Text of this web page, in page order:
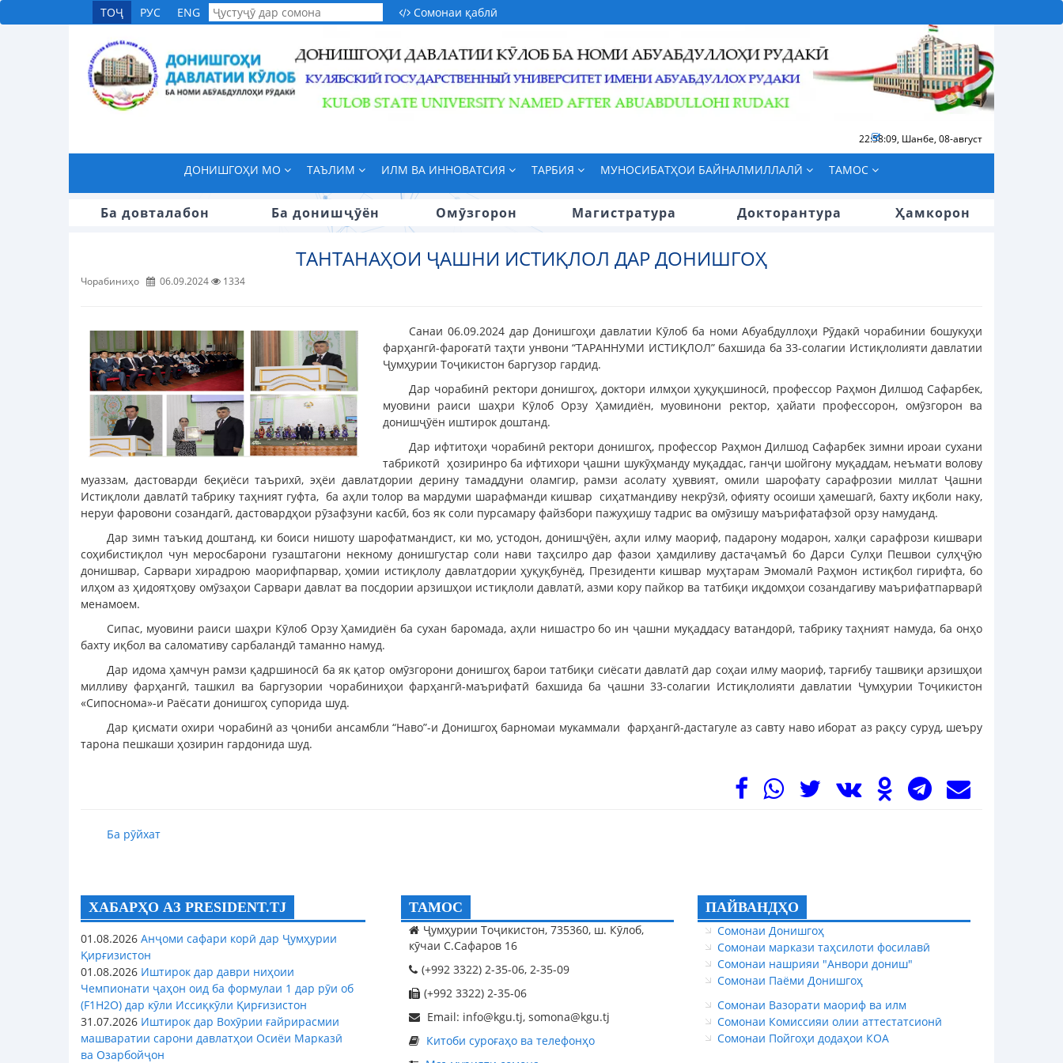
ТОҶ РУС ENG Сомонаи қаблӣ
22:58:10, Шанбе, 08-август
ДОНИШГОҲИ МО ТАЪЛИМ ИЛМ ВА ИННОВАТСИЯ ТАРБИЯ МУНОСИБАТҲОИ БАЙНАЛМИЛЛАЛӢ ТАМОС
Ба довталабон Ба донишҷӯён Омӯзгорон Магистратура Докторантура Ҳамкорон
ТАНТАНАҲОИ ҶАШНИ ИСТИҚЛОЛ ДАР ДОНИШГОҲ
Чорабиниҳо 06.09.2024 1334
Санаи 06.09.2024 дар Донишгоҳи давлатии Кӯлоб ба номи Абуабдуллоҳи Рӯдакӣ чорабинии бошукуҳи
фарҳангӣ-фароғатӣ таҳти унвони “ТАРАННУМИ ИСТИҚЛОЛ” бахшида ба 33-солагии Истиқлолияти давлатии
Ҷумҳурии Тоҷикистон баргузор гардид.
Дар чорабинӣ ректори донишгоҳ, доктори илмҳои ҳуқуқшиносӣ, профессор Раҳмон Дилшод Сафарбек,
муовини раиси шаҳри Кӯлоб Орзу Ҳамидиён, муовинони ректор, ҳайати профессорон, омӯзгорон ва
донишҷӯён иштирок доштанд.
Дар ифтитоҳи чорабинӣ ректори донишгоҳ, профессор Раҳмон Дилшод Сафарбек зимни ироаи сухани
табрикотӣ ҳозиринро ба ифтихори ҷашни шукӯҳманду муқаддас, ганҷи шойгону муқаддам, неъмати волову
муаззам, дастоварди беқиёси таърихӣ, эҳёи давлатдории дерину тамаддуни оламгир, рамзи асолату ҳуввият, омили шарофату сарафрозии миллат Ҷашни
Истиқлоли давлатӣ табрику таҳният гуфта, ба аҳли толор ва мардуми шарафманди кишвар сиҳатмандиву некрӯзӣ, офияту осоиши ҳамешагӣ, бахту иқболи наку,
неруи фаровони созандагӣ, дастовардҳои рӯзафзуни касбӣ, боз як соли пурсамару файзбори пажуҳишу тадрис ва омӯзишу маърифатафзой орзу намуданд.
Дар зимн таъкид доштанд, ки боиси нишоту шарофатмандист, ки мо, устодон, донишҷӯён, аҳли илму маориф, падарону модарон, халқи сарафрози кишвари
соҳибистиқлол чун меросбарони гузаштагони некному донишгустар соли нави таҳсилро дар фазои ҳамдиливу дастаҷамъӣ бо Дарси Сулҳи Пешвои сулҳҷӯю
донишвар, Сарвари хирадрою маорифпарвар, ҳомии истиқлолу давлатдории ҳуқуқбунёд, Президенти кишвар муҳтарам Эмомалӣ Раҳмон истиқбол гирифта, бо
илҳом аз ҳидоятҳову омӯзаҳои Сарвари давлат ва посдории арзишҳои истиқлоли давлатӣ, азми кору пайкор ва татбиқи иқдомҳои созандагиву маърифатпарварӣ
менамоем.
Сипас, муовини раиси шаҳри Кӯлоб Орзу Ҳамидиён ба сухан баромада, аҳли нишастро бо ин ҷашни муқаддасу ватандорӣ, табрику таҳният намуда, ба онҳо
бахту иқбол ва саломативу сарбаландӣ таманно намуд.
Дар идома ҳамчун рамзи қадршиносӣ ба як қатор омӯзгорони донишгоҳ барои татбиқи сиёсати давлатӣ дар соҳаи илму маориф, тарғибу ташвиқи арзишҳои
милливу фарҳангӣ, ташкил ва баргузории чорабиниҳои фарҳангӣ-маърифатӣ бахшида ба ҷашни 33-солагии Истиқлолияти давлатии Ҷумҳурии Тоҷикистон
«Сипоснома»-и Раёсати донишгоҳ супорида шуд.
Дар қисмати охири чорабинӣ аз ҷониби ансамбли “Наво”-и Донишгоҳ барномаи мукаммали фарҳангӣ-дастагуле аз савту наво иборат аз рақсу суруд, шеъру
тарона пешкаши ҳозирин гардонида шуд.
Ба рӯйхат
ХАБАРҲО АЗ PRESIDENT.TJ
01.08.2026 Анҷоми сафари корӣ дар Ҷумҳурии
Қирғизистон
01.08.2026 Иштирок дар даври ниҳоии
Чемпионати ҷаҳон оид ба формулаи 1 дар рӯи об
(F1H2O) дар кӯли Иссиқкӯли Қирғизистон
31.07.2026 Иштирок дар Вохӯрии ғайрирасмии
машваратии сарони давлатҳои Осиёи Марказӣ
ва Озарбойҷон
ТАМОС
Ҷумҳурии Тоҷикистон, 735360, ш. Кӯлоб,
кӯчаи С.Сафаров 16
(+992 3322) 2-35-06, 2-35-09
(+992 3322) 2-35-06
Email: info@kgu.tj, somona@kgu.tj
Китоби суроғаҳо ва телефонҳо
ПАЙВАНДҲО
Сомонаи Донишгоҳ
Сомонаи маркази таҳсилоти фосилавӣ
Сомонаи нашрияи "Анвори дониш"
Сомонаи Паёми Донишгоҳ
Сомонаи Вазорати маориф ва илм
Сомонаи Комиссияи олии аттестатсионӣ
Сомонаи Пойгоҳи додаҳои КОА